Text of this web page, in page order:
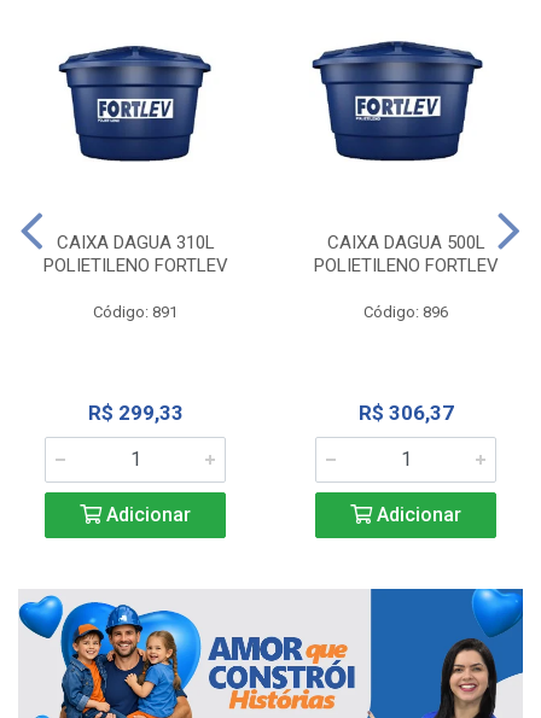
CAIXA DAGUA 310L
POLIETILENO FORTLEV
Código: 891
R$ 299,33
Adicionar
CAIXA DAGUA 500L
POLIETILENO FORTLEV
Código: 896
R$ 306,37
Adicionar